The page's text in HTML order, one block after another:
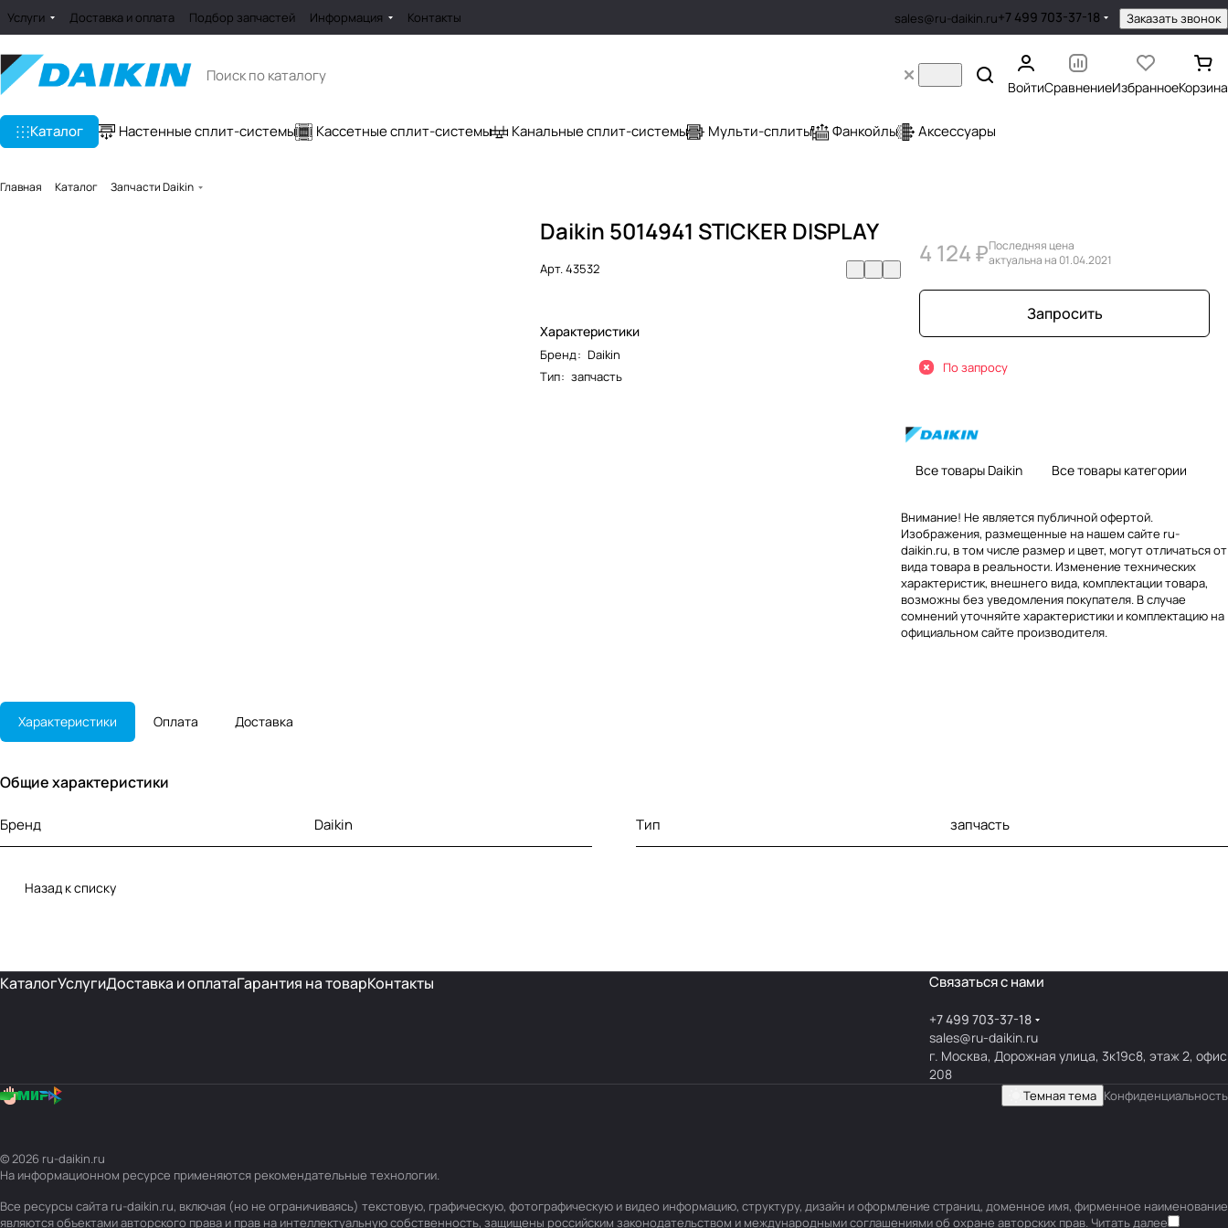
Услуги Доставка и оплата Подбор запчастей Информация Контакты sales@ru-daikin.ru+7 499 703-37-18 Заказать звонок
ВойтиСравнениеИзбранноеКорзина
Каталог Настенные сплит-системы Кассетные сплит-системы Канальные сплит-системы Мульти-сплиты Фанкойлы Аксессуары
Главная Каталог Запчасти Daikin
Daikin 5014941 STICKER DISPLAY
Арт.43532
Характеристики
Бренд: Daikin
Тип: запчасть
4 124 ₽Последняя цена
актуальна на 01.04.2021
Запросить
По запросу
Все товары Daikin Все товары категории
Внимание! Не является публичной офертой.
Изображения, размещенные на нашем сайте ru-
daikin.ru, в том числе размер и цвет, могут отличаться от
вида товара в реальности. Изменение технических
характеристик, внешнего вида, комплектации товара,
возможны без уведомления покупателя. В случае
сомнений уточняйте характеристики и комплектацию на
официальном сайте производителя.
Характеристики Оплата Доставка
Общие характеристики
Бренд Daikin Тип запчасть
Назад к списку
КаталогУслугиДоставка и оплатаГарантия на товарКонтакты Связаться с нами
+7 499 703-37-18
sales@ru-daikin.ru
г. Москва, Дорожная улица, 3к19с8, этаж 2, офис
208
Темная тема Конфиденциальность
© 2026 ru-daikin.ru
На информационном ресурсе применяются рекомендательные технологии.
Все ресурсы сайта ru-daikin.ru, включая (но не ограничиваясь) текстовую, графическую, фотографическую и видео информацию, структуру, дизайн и оформление страниц, доменное имя, фирменное наименование
являются объектами авторского права и прав на интеллектуальную собственность, защищены российским законодательством и международными соглашениями об охране авторских прав. Читать далее